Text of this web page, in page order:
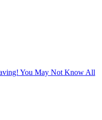
You May Not Know All